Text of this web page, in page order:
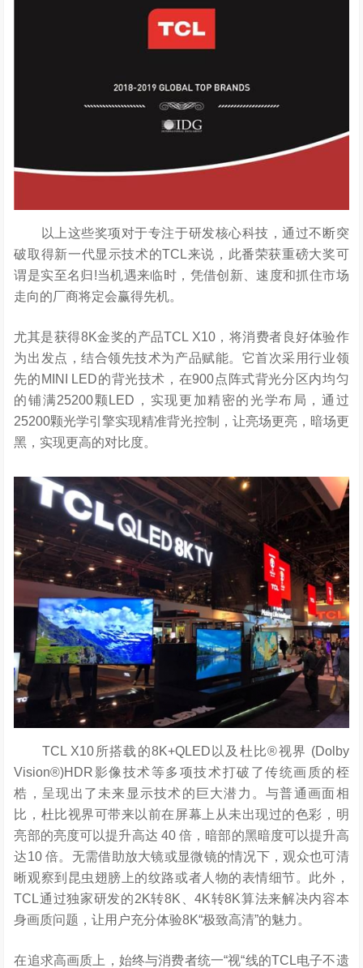
以上这些奖项对于专注于研发核心科技，通过不断突
破取得新一代显示技术的TCL来说，此番荣获重磅大奖可
谓是实至名归!当机遇来临时，凭借创新、速度和抓住市场
走向的厂商将定会赢得先机。
尤其是获得8K金奖的产品TCL X10，将消费者良好体验作
为出发点，结合领先技术为产品赋能。它首次采用行业领
先的MINI LED的背光技术，在900点阵式背光分区内均匀
的铺满25200颗LED，实现更加精密的光学布局，通过
25200颗光学引擎实现精准背光控制，让亮场更亮，暗场更
黑，实现更高的对比度。
TCL X10所搭载的8K+QLED以及杜比®视界 (Dolby
Vision®)HDR影像技术等多项技术打破了传统画质的桎
梏，呈现出了未来显示技术的巨大潜力。与普通画面相
比，杜比视界可带来以前在屏幕上从未出现过的色彩，明
亮部的亮度可以提升高达 40 倍，暗部的黑暗度可以提升高
达10 倍。无需借助放大镜或显微镜的情况下，观众也可清
晰观察到昆虫翅膀上的纹路或者人物的表情细节。此外，
TCL通过独家研发的2K转8K、4K转8K算法来解决内容本
身画质问题，让用户充分体验8K“极致高清”的魅力。
在追求高画质上，始终与消费者统一“视“线的TCL电子不遗